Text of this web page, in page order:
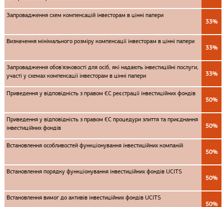
Запровадження схем компенсацій інвесторам в цінні папери
33%
Визначення мінімального розміру компенсації інвесторам в цінні папери
33%
Запровадження обов'язковості для осіб, які надають інвестиційні послуги,
участі у схемах компенсації інвесторам в цінні папери
33%
Приведення у відповідність з правом ЄС реєстрації інвестиційних фондів
50%
Приведення у відповідність з правом ЄС процедури злиття та приєднання
інвестиційних фондів
50%
Встановлення особливостей функціонування інвестиційних компаній
50%
Встановлення порядку функціонування інвестиційних фондів UCITS
50%
Встановлення вимог до активів інвестиційних фондів UCITS
50%